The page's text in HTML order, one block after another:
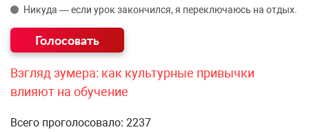
Никуда — если урок закончился, я переключаюсь на отдых.
Взгляд зумера: как культурные привычки
влияют на обучение
Всего проголосовало: 2237